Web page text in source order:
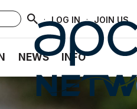
· LOG IN · JOIN US
NEWS INFO